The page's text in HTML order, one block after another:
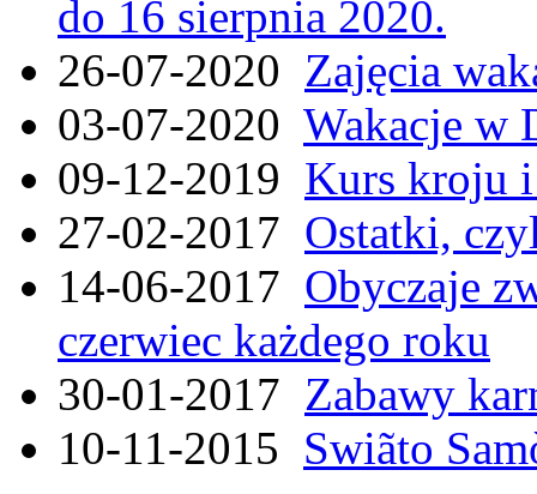
do 16 sierpnia 2020.
26-07-2020 Zajęcia
03-07-2020 Wakacje w
09-12-2019 Kurs kroju i
27-02-2017 Ostatki,
14-06-2017 Obyczaje
czerwiec każdego roku
30-01-2017 Zabawy
10-11-2015 Swiãto